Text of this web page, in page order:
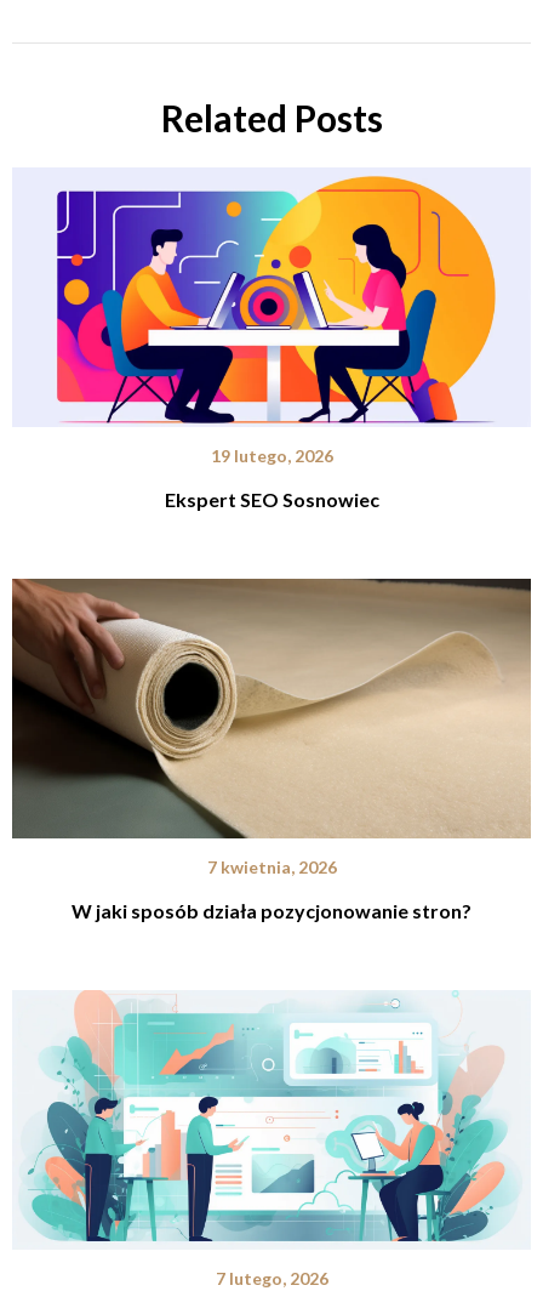
Related Posts
19 lutego, 2026
Ekspert SEO Sosnowiec
7 kwietnia, 2026
W jaki sposób działa pozycjonowanie stron?
7 lutego, 2026